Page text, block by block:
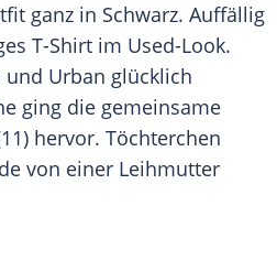
ganz in Schwarz. Auffällig
T-Shirt im Used-Look.
und Urban glücklich
ging die gemeinsame
hervor. Töchterchen
von einer Leihmutter